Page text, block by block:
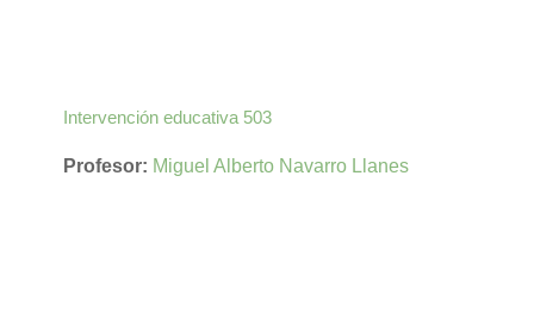
Intervención educativa 503
Profesor: Miguel Alberto Navarro Llanes